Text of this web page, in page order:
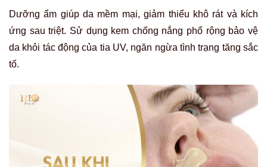
Dưỡng ẩm giúp da mềm mại, giảm thiểu khô rát và kích
ứng sau triệt. Sử dụng kem chống nắng phổ rộng bảo vệ
da khỏi tác động của tia UV, ngăn ngừa tình trạng tăng sắc
tố.